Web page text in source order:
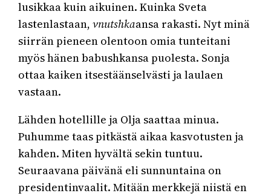
lusikkaa kuin aikuinen. Kuinka Sveta
lastenlastaan,vnutshkaansa rakasti. Nyt minä
siirrän pieneen olentoon omia tunteitani
myös hänen babushkansa puolesta. Sonja
ottaa kaiken itsestäänselvästi ja laulaen
vastaan.
Lähden hotellille ja Olja saattaa minua.
Puhumme taas pitkästä aikaa kasvotusten ja
kahden. Miten hyvältä sekin tuntuu.
Seuraavana päivänä eli sunnuntaina on
presidentinvaalit. Mitään merkkejä niistä en